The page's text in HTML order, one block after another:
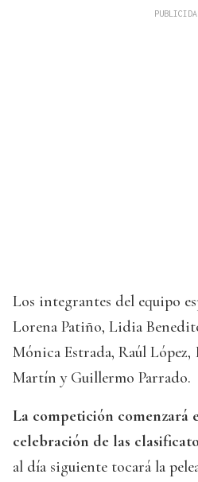
Los integrantes del equipo
Lorena Patiño, Lidia
Mónica Estrada, Raúl López,
Martín y Guillermo Parrado.
La competición comenzará
celebración de las
al día siguiente tocará la